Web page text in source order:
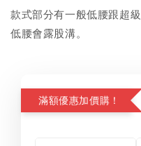
款式部分有一般低腰跟超
低腰會露股溝。
滿額優惠加價購！